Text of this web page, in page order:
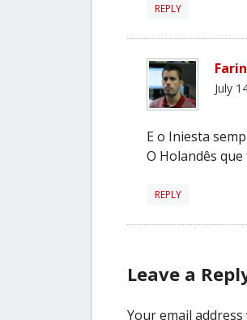
REPLY
July
E o Iniesta
O Holandês
REPLY
Leave a
Your email